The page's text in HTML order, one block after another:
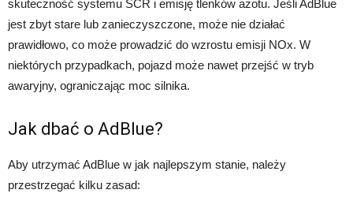
skuteczność systemu SCR i emisję tlenków azotu. Jeśli AdBlue
jest zbyt stare lub zanieczyszczone, może nie działać
prawidłowo, co może prowadzić do wzrostu emisji NOx. W
niektórych przypadkach, pojazd może nawet przejść w tryb
awaryjny, ograniczając moc silnika.
Jak dbać o AdBlue?
Aby utrzymać AdBlue w jak najlepszym stanie, należy
przestrzegać kilku zasad: